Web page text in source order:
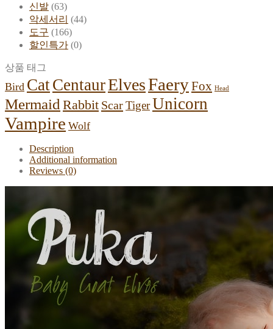
신발 (63)
악세서리 (44)
도구 (166)
할인특가 (0)
상품 태그
Bird CatCentaurElvesFaeryFox Head
Mermaid Rabbit ScarTigerUnicorn
Vampire Wolf
Description
Additional information
Reviews (0)